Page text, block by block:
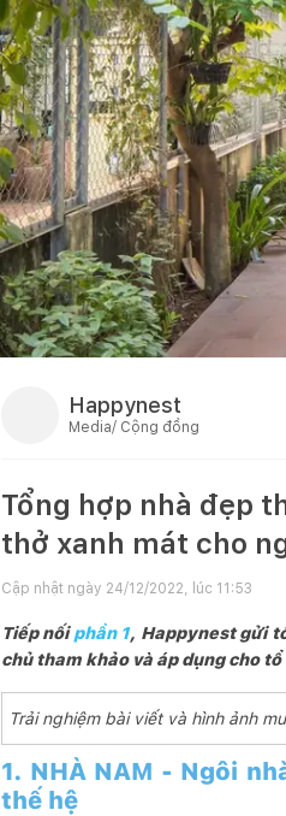
Happynest
Media/ Cộng đồng
Tổng hợp nhà đẹp
thở xanh mát cho
Cập nhật ngày 24/12/2022, lúc 11:53
Tiếp nốiphần 1, Happynest gửi
chủ tham khảo và áp dụng cho
Trải nghiệm bài viết và hình ảnh
1. NHÀ NAM - Ngôi
thế hệ